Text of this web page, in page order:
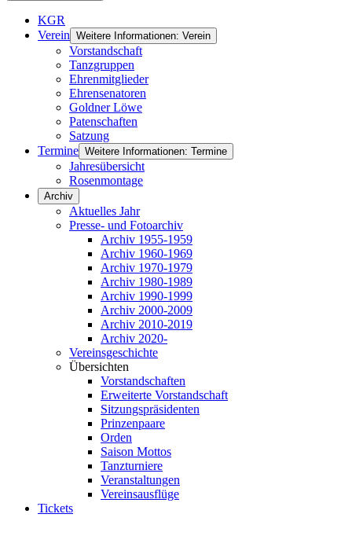
KGR
Verein Weitere Informationen: Verein
Vorstandschaft
Tanzgruppen
Ehrenmitglieder
Ehrensenatoren
Goldner Löwe
Patenschaften
Satzung
Termine Weitere Informationen: Termine
Jahresübersicht
Rosenmontage
Archiv
Aktuelles Jahr
Presse- und Fotoarchiv
Archiv 1955-1959
Archiv 1960-1969
Archiv 1970-1979
Archiv 1980-1989
Archiv 1990-1999
Archiv 2000-2009
Archiv 2010-2019
Archiv 2020-
Vereinsgeschichte
Übersichten
Vorstandschaften
Erweiterte Vorstandschaft
Sitzungspräsidenten
Prinzenpaare
Orden
Saison Mottos
Tanzturniere
Veranstaltungen
Vereinsausflüge
Tickets